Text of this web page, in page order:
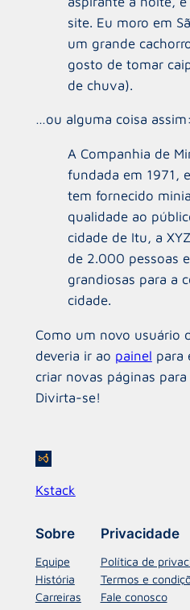
site. Eu moro em
um grande
gosto de tomar
de chuva).
…ou alguma coisa assim:
A Companhia de
fundada em 1971,
tem fornecido
qualidade ao
cidade de Itu, a
de 2.000 pessoas
grandiosas para a
cidade.
Como um novo usuário
deveria ir ao painel para
criar novas páginas
Divirta-se!
Kstack
Sobre
Equipe
História
Carreiras
Privacidade
Política de
Termos e
Fale conosco